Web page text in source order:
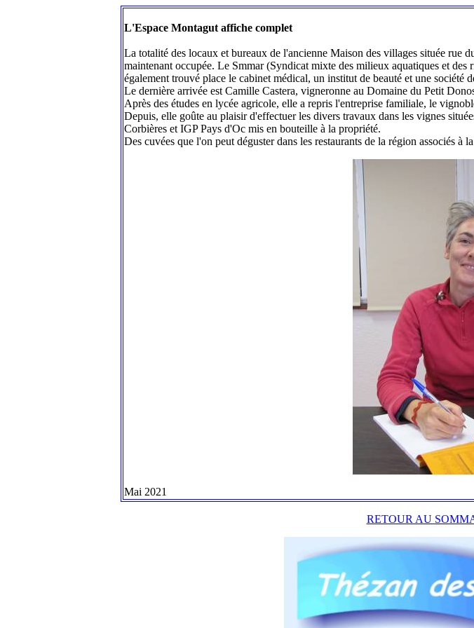
L'Espace Montagut affiche complet
La totalité des locaux et bureaux de l'ancienne Maison des villages située rue
maintenant occupée. Le Smmar (Syndicat mixte des milieux aquatiques et
également trouvé place le cabinet médical, un institut de beauté et une société
Le dernière arrivée est Camille Castera, vigneronne au Domaine du Petit
Après des études en lycée agricole, elle a repris l'entreprise familiale, le
Depuis, elle goûte au plaisir d'effectuer les divers travaux dans les vignes
Corbières et IGP Pays d'Oc mis en bouteille à la propriété.
Des cuvées que l'on peut déguster dans les restaurants de la région associés à
Mai 2021
RETOUR AU